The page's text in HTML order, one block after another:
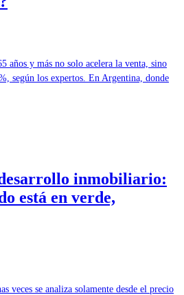
años y más no solo acelera la venta, sino
según los expertos. En Argentina, donde
inmobiliario:
está en verde,
veces se analiza solamente desde el precio